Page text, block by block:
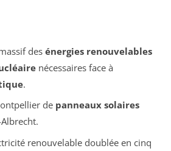
des énergies renouvelables
nécessaires face à
.
de panneaux solaires
renouvelable doublée en cinq